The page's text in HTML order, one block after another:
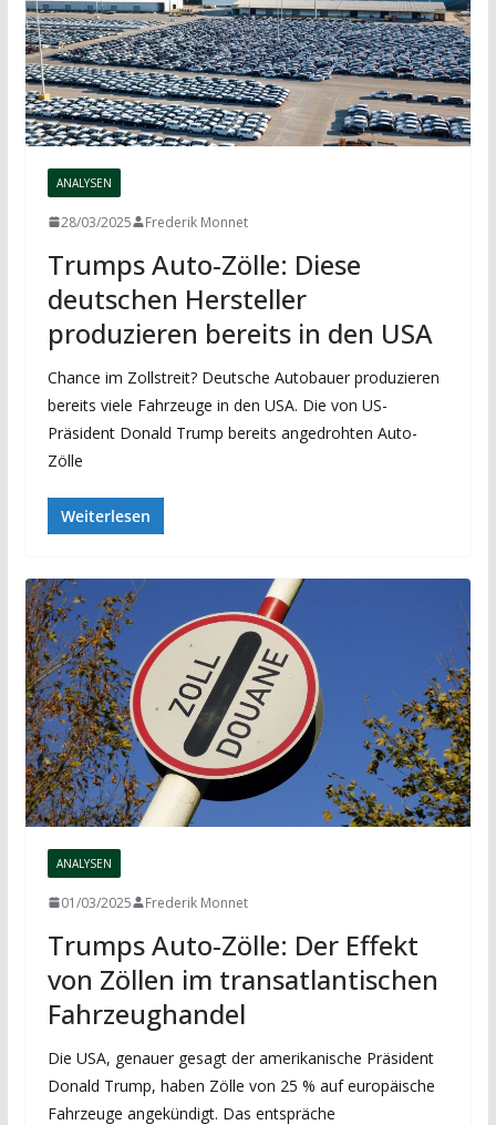
ANALYSEN
28/03/2025 Frederik Monnet
Trumps Auto-Zölle: Diese
deutschen Hersteller
produzieren bereits in den USA
Chance im Zollstreit? Deutsche Autobauer produzieren
bereits viele Fahrzeuge in den USA. Die von US-
Präsident Donald Trump bereits angedrohten Auto-
Zölle
Weiterlesen
ANALYSEN
01/03/2025 Frederik Monnet
Trumps Auto-Zölle: Der Effekt
von Zöllen im transatlantischen
Fahrzeughandel
Die USA, genauer gesagt der amerikanische Präsident
Donald Trump, haben Zölle von 25 % auf europäische
Fahrzeuge angekündigt. Das entspräche